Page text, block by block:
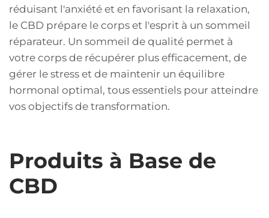
réduisant l'anxiété et en favorisant la relaxation,
le CBD prépare le corps et l'esprit à un sommeil
réparateur. Un sommeil de qualité permet à
votre corps de récupérer plus efficacement, de
gérer le stress et de maintenir un équilibre
hormonal optimal, tous essentiels pour atteindre
vos objectifs de transformation.
Produits à Base de
CBD